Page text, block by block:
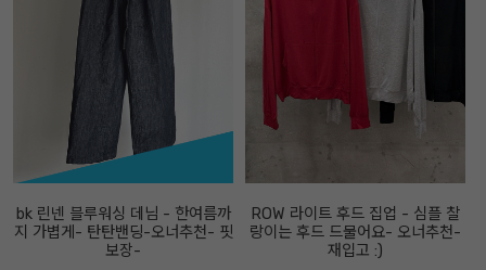
bk 린넨 블루워싱 데님 - 한여름까
지 가볍게- 탄탄밴딩-오너추천- 핏
보장-
ROW 라이트 후드 집업 - 심플 찰
랑이는 후드 드물어요- 오너추천-
재입고 :)